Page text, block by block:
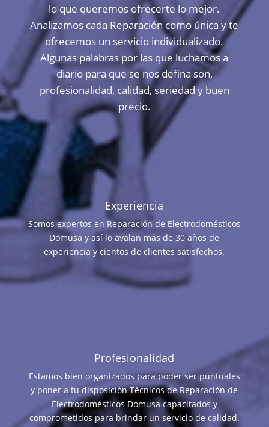
lo que queremos ofrecerte lo mejor.
Analizamos cada Reparación como única y te
ofrecemos un servicio individualizado.
Algunas palabras por las que luchamos a
diario para que se nos defina son,
profesionalidad, calidad, seriedad y buen
precio.
Experiencia
Somos expertos en Reparación de Electrodomésticos
Domusa y así lo avalan más de 30 años de
experiencia y cientos de clientes satisfechos.
Profesionalidad
Estamos bien organizados para poder ser puntuales
y poner a tu disposición Técnicos de Reparación de
Electrodomésticos Domusa capacitados y
comprometidos para brindar un servicio de calidad.